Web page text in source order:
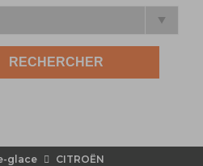
glace CITROËN